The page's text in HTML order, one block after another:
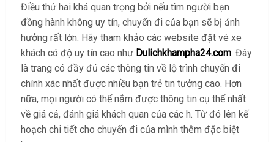
Điều thứ hai khá quan trọng bởi nếu tìm người bạn
đồng hành không uy tín, chuyến đi của bạn sẽ bị ảnh
hưởng rất lớn. Hãy tham khảo các website đặt vé xe
khách có độ uy tín cao như Dulichkhampha24.com. Đây
là trang có đầy đủ các thông tin về lộ trình chuyến đi
chính xác nhất được nhiều bạn trẻ tin tưởng cao. Hơn
nữa, mọi người có thể nắm được thông tin cụ thể nhất
về giá cả, đánh giá khách quan của các h. Từ đó lên kế
hoạch chi tiết cho chuyến đi của mình thêm đặc biệt